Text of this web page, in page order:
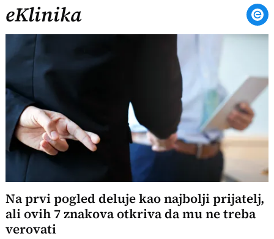
eKlinika
Na prvi pogled deluje kao najbolji prijatelj,
ali ovih 7 znakova otkriva da mu ne treba
verovati